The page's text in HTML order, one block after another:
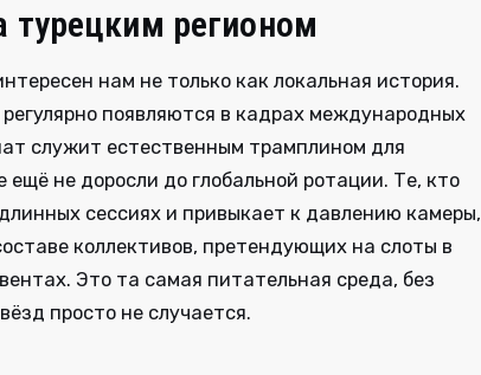
турецким регионом
нам не только как локальная история.
появляются в кадрах международных
служит естественным трамплином для
не доросли до глобальной ротации. Те, кто
сессиях и привыкает к давлению камеры,
коллективов, претендующих на слоты в
Это та самая питательная среда, без
просто не случается.